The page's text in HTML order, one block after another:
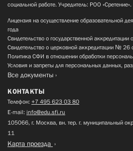
социальной работе. Учредитель: РОО «Сретение».
Лицензия на осуществление образовательной
года
Свидетельство о государственной
Свидетельство о церковной аккредитации № 26
Политика СФИ в отношении обработки
Условия и запреты для персональных данных,
Все документы
КОНТАКТЫ
Телефон: +7 495 623 03 80
E-mail: info@edu.sfi.ru
105066, г. Москва, вн. тер. г. муниципальный
11
Карта проезда